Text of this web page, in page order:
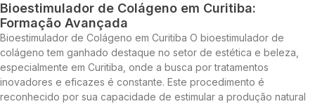
Bioestimulador de Colágeno em Curitiba:
Formação Avançada
Bioestimulador de Colágeno em Curitiba O bioestimulador de
colágeno tem ganhado destaque no setor de estética e beleza,
especialmente em Curitiba, onde a busca por tratamentos
inovadores e eficazes é constante. Este procedimento é
reconhecido por sua capacidade de estimular a produção natural